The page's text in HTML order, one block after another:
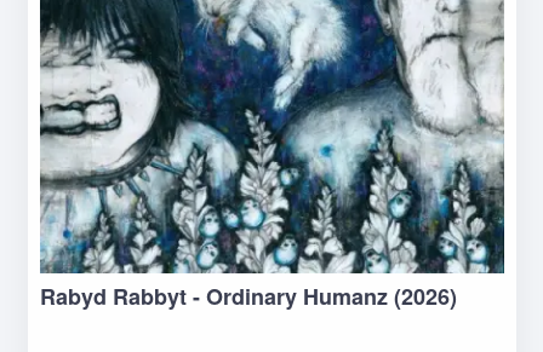
Rabyd Rabbyt - Ordinary Humanz (2026)